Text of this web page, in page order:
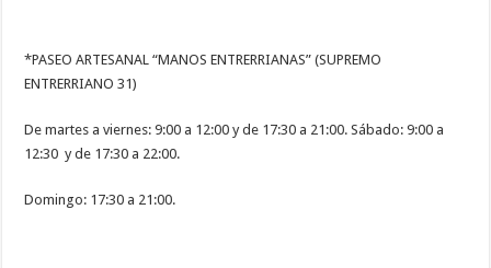
*PASEO ARTESANAL “MANOS ENTRERRIANAS” (SUPREMO
ENTRERRIANO 31)
De martes a viernes: 9:00 a 12:00 y de 17:30 a 21:00. Sábado: 9:00 a
12:30 y de 17:30 a 22:00.
Domingo: 17:30 a 21:00.